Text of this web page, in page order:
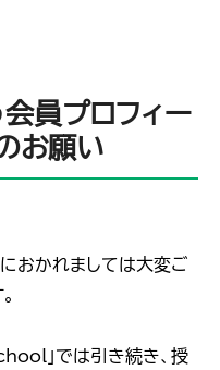
員プロフィー
お願い
おかれましては大変ご
」では引き続き、授